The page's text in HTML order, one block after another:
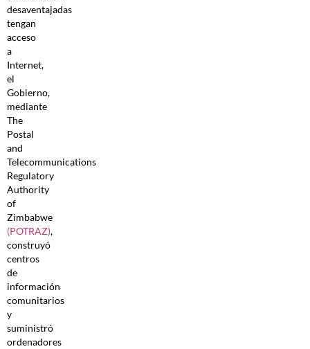
desaventajadas
tengan
acceso
a
Internet,
el
Gobierno,
mediante
The
Postal
and
Telecommunications
Regulatory
Authority
of
Zimbabwe
(POTRAZ),
construyó
centros
de
información
comunitarios
y
suministró
ordenadores